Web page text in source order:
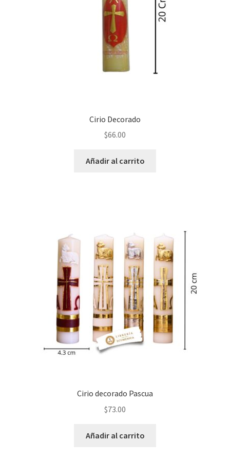
Cirio Decorado
$66.00
Añadir al carrito
Cirio decorado Pascua
$73.00
Añadir al carrito